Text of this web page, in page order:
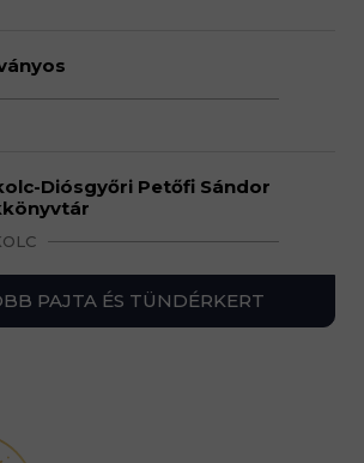
Diósgyőri Petőfi Sándor
PAJTA ÉS TÜNDÉRKERT